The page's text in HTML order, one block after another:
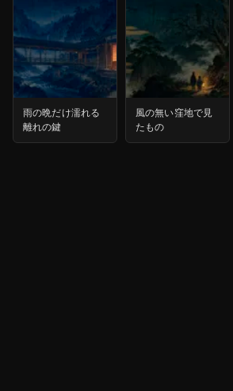
雨の晩だけ濡れる
離れの鍵
風の無い窪地で見
たもの